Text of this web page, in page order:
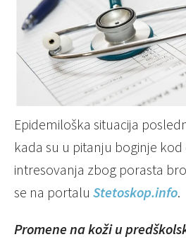
Epidemiloška situacija
kada su u pitanju boginje kod
intresovanja zbog porasta
se na portalu Stetoskop.info.
Promene na koži u